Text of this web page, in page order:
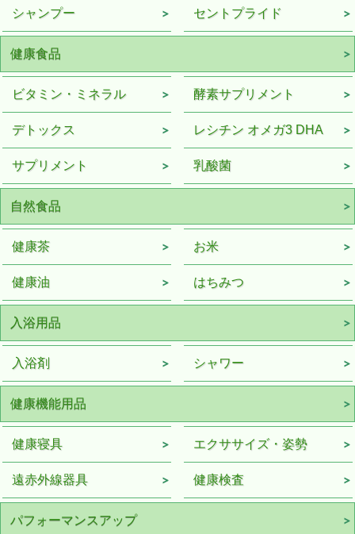
シャンプー セントプライド
健康食品
ビタミン・ミネラル
デトックス
サプリメント
酵素サプリメント
レシチン オメガ3 DHA
乳酸菌
自然食品
健康茶
健康油
お米
はちみつ
入浴用品
入浴剤 シャワー
健康機能用品
健康寝具
遠赤外線器具
エクササイズ・姿勢
健康検査
パフォーマンスアップ